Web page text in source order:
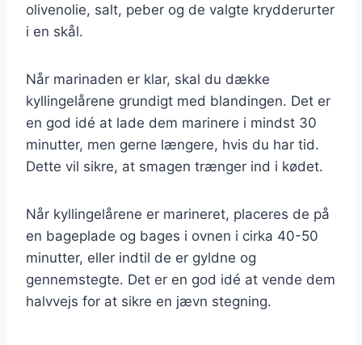
olivenolie, salt, peber og de valgte krydderurter
i en skål.
Når marinaden er klar, skal du dække
kyllingelårene grundigt med blandingen. Det er
en god idé at lade dem marinere i mindst 30
minutter, men gerne længere, hvis du har tid.
Dette vil sikre, at smagen trænger ind i kødet.
Når kyllingelårene er marineret, placeres de på
en bageplade og bages i ovnen i cirka 40-50
minutter, eller indtil de er gyldne og
gennemstegte. Det er en god idé at vende dem
halvvejs for at sikre en jævn stegning.